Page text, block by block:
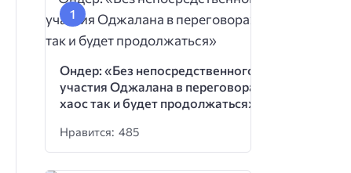
Ондер: «Без непосредственного
участия Оджалана в переговорах
хаос так и будет продолжаться»
Нравится: 485